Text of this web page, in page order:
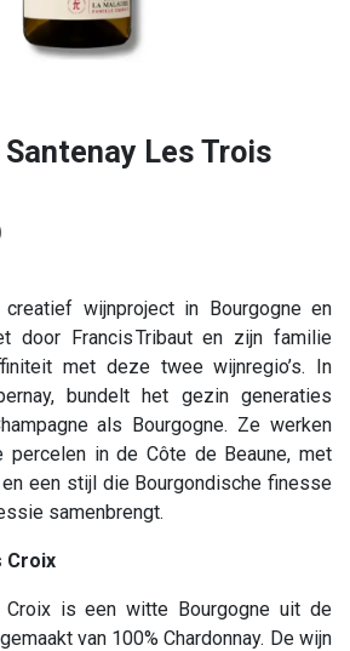
Les Trois
wijnproject in Bourgogne en
door Francis Tribaut en zijn familie
met deze twee wijnregio’s. In
bundelt het gezin generaties
als Bourgogne. Ze werken
percelen in de Côte de Beaune, met
een stijl die Bourgondische finesse
samenbrengt.
Croix
Croix is een witte Bourgogne uit de
van 100% Chardonnay. De wijn